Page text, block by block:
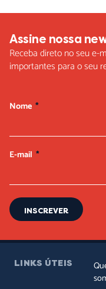
Assine nossa
Receba direto no seu e-
importantes para o seu
Nome
E-mail
INSCREVER
LINKS ÚTEIS